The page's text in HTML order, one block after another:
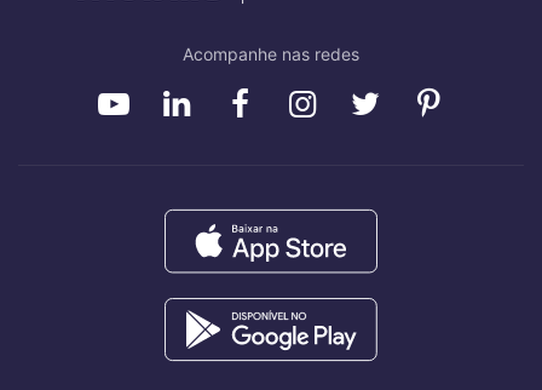
Acompanhe nas redes